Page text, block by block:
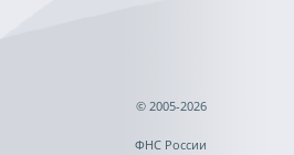
© 2005-2026
ФНС России